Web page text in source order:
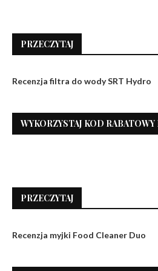
PRZECZYTAJ
Recenzja filtra do wody SRT Hydro
WYKORZYSTAJ KOD RABATOWY
PRZECZYTAJ
Recenzja myjki Food Cleaner Duo